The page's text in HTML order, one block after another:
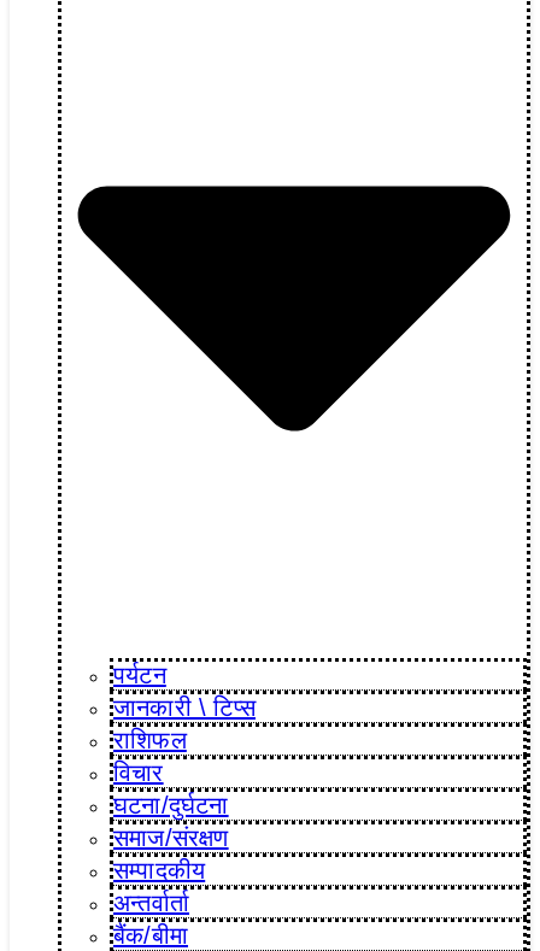
पर्यटन
जानकारी \ टिप्स
राशिफल
विचार
घटना/दुर्घटना
समाज/संरक्षण
सम्पादकीय
अन्तर्वार्ता
बैंक/बीमा